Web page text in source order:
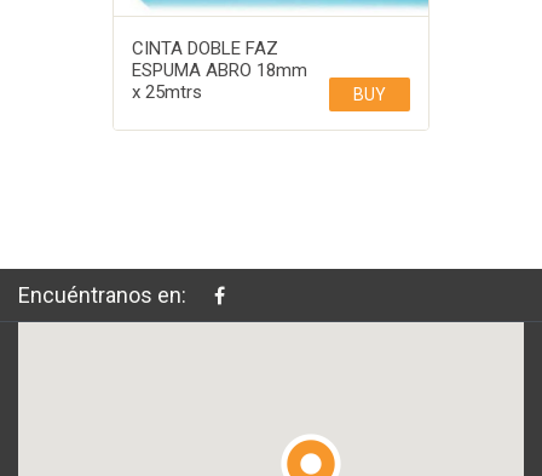
CINTA DOBLE FAZ
ESPUMA ABRO 18mm
x 25mtrs
BUY
Encuéntranos en: